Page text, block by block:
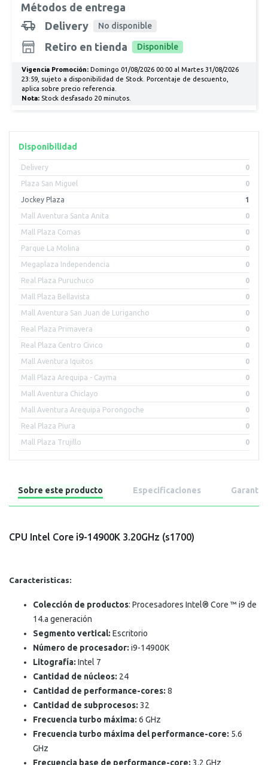
Disponibilidad
Delivery 0
Plaza San Miguel 0
Jockey Plaza 1
Mall Aventura Santa Anita 0
Mall Plaza Comas 0
Parque La Molina 0
Megaplaza Independencia 0
Real Plaza Puruchuco 0
Mall Plaza Bellavista 0
Mall Aventura San Juan de Lurigancho 0
Real Plaza Primavera 0
Real Plaza Centro Civico 0
Mall Aventura Iquitos 0
Mall Plaza Arequipa - Cayma 0
Mall Aventura Chiclayo 0
Mall Aventura Arequipa Porongoche 0
Real Plaza Piura 0
Mall Plaza Trujillo 0
Métodos de entrega
Delivery
No disponible
Retiro en tienda Disponible
Vigencia Promoción:Domingo 01/08/2026 00:00 al Martes 31/08/2026
23:59, sujeto a disponibilidad de Stock. Porcentaje de descuento,
aplica sobre precio referencia.
Nota:Stock desfasado 20 minutos.
Sobre este producto Especificaciones Garantía
CPU Intel Core i9-14900K 3.20GHz (s1700)
Caracteristicas:
Colección de productos: Procesadores Intel® Core ™ i9 de
14.a generación
Segmento vertical: Escritorio
Número de procesador: i9-14900K
Litografía: Intel 7
Cantidad de núcleos: 24
Cantidad de performance-cores: 8
Cantidad de subprocesos: 32
Frecuencia turbo máxima: 6 GHz
Frecuencia turbo máxima del performance-core: 5.6
GHz
Frecuencia base de performance-core: 3.2 GHz